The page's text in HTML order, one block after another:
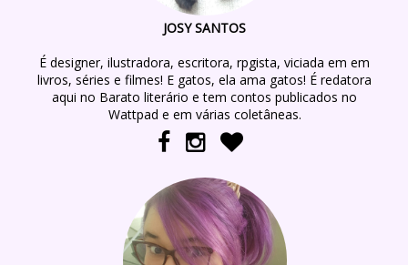
JOSY SANTOS
É designer, ilustradora, escritora, rpgista, viciada em em
livros, séries e filmes! E gatos, ela ama gatos! É redatora
aqui no Barato literário e tem contos publicados no
Wattpad e em várias coletâneas.